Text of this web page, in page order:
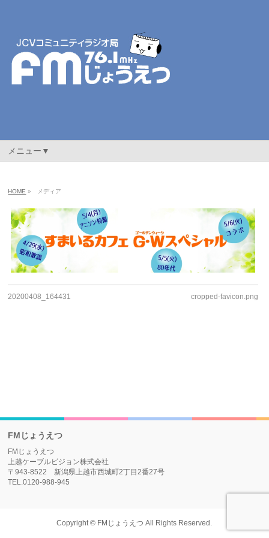
メニュー▼
HOME » メディア
20200408_164431 cropped-favicon.png
FMじょうえつ
FMじょうえつ
上越ケーブルビジョン株式会社
〒943-8522 新潟県上越市西城町2丁目2番27号
TEL.0120-988-945
Copyright © FMじょうえつ All Rights Reserved.